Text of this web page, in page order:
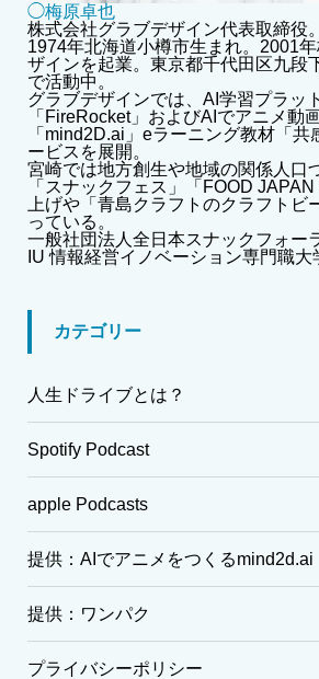
◯梅原卓也
株式会社グラブデザイン代表取締役。
1974年北海道小樽市生まれ。2001
ザインを起業。東京都千代田区九段
で活動中。
グラブデザインでは、AI学習プラッ
「FireRocket」およびAIでアニメ動
「mind2D.ai」eラーニング教材「共
ービスを展開。
宮崎では地方創生や地域の関係人口
「スナックフェス」「FOOD
上げや「青島クラフトのクラフトビ
っている。
一般社団法人全日本スナックフォー
IU 情報経営イノベーション専門職大
カテゴリー
人生ドライブとは？
Spotify Podcast
apple Podcasts
提供：AIでアニメをつくるmind2d.ai
提供：ワンパク
プライバシーポリシー